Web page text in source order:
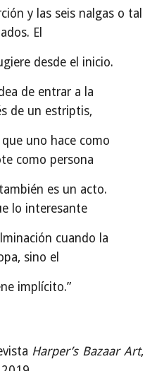
y las seis nalgas o tal
El
desde el inicio.
de entrar a la
de un estriptis,
uno hace como
como persona
es un acto.
lo interesante
cuando la
sino el
implícito.”
Harper’s Bazaar Art,